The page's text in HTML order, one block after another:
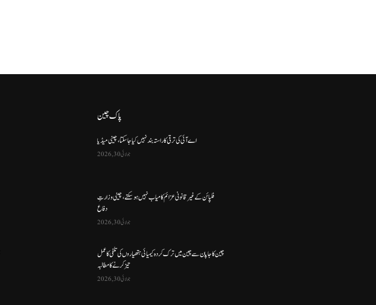
پاک چین
اے آئی کی ترقی کا راستہ بند نہیں کیا جا سکتا، چینی میڈیا
جولائی 30, 2026
فلپائن کے غیر قانونی عزائم کامیاب نہیں ہو سکتے ، چینی وزارتِ
دفاع
جولائی 30, 2026
چین کا جاپان سے چین میں ترک کردہ کیمیائی ہتھیاروں کی تلفی کا عمل
تیز کرنے کا مطالبہ
جولائی 30, 2026